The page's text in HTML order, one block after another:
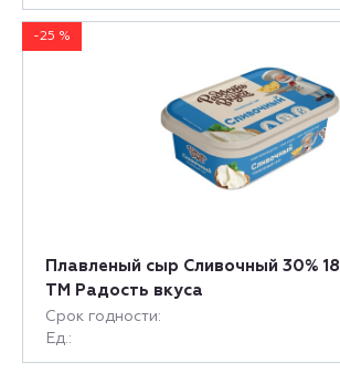
-25 %
Плавленый сыр Сливочный 30%
ТМ Радость вкуса
Срок годности:
Ед.: